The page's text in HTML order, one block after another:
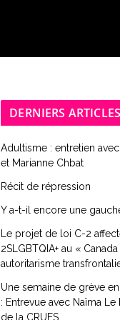
DERNIERS ARTICLES
Adultisme : entretien
et Marianne Chbat
Récit de répression
Y a-t-il encore une
Le projet de loi C-2
2SLGBTQIA+ au «
autoritarisme
Une semaine de grève
: Entrevue avec Naïma
de la CRUES